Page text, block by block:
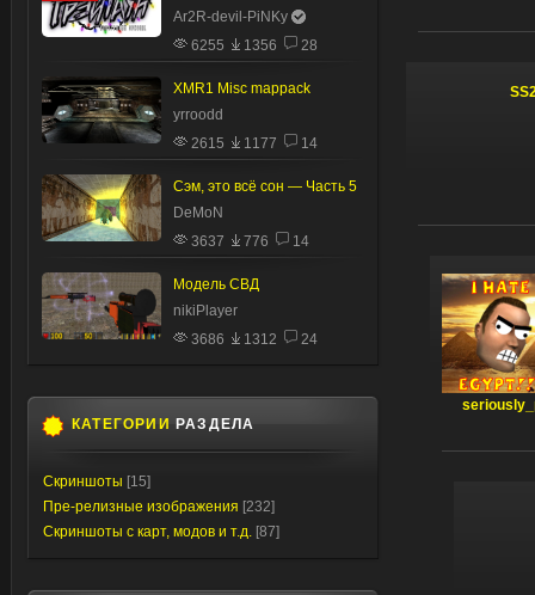
Ar2R-devil-PiNKy
6255
1356 28
XMR1 Misc mappack
yrroodd
2615
1177 14
Сэм, это всё сон — Часть 5
DeMoN
3637
776 14
Модель СВД
nikiPlayer
3686
1312 24
КАТЕГОРИИ РАЗДЕЛА
Скриншоты [15]
Пре-релизные изображения [232]
Скриншоты с карт, модов и т.д. [87]